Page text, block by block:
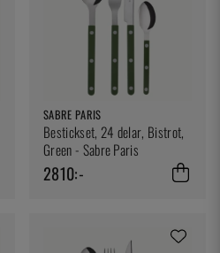
SABRE PARIS
Bestickset, 24 delar, Bistrot,
Green - Sabre Paris
2810:-